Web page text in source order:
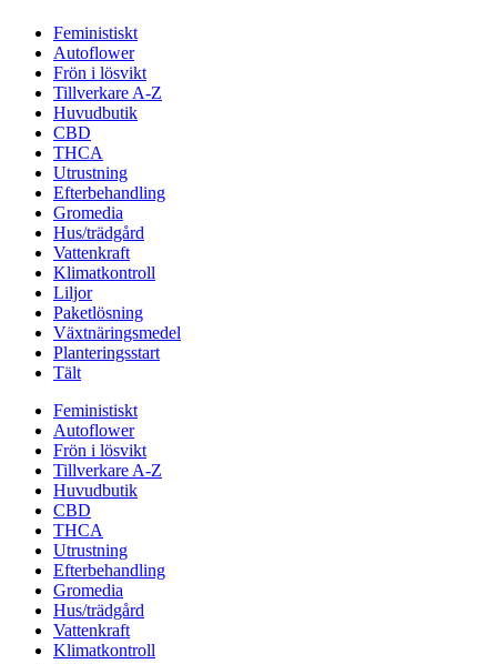
Feministiskt
Autoflower
Frön i lösvikt
Tillverkare A-Z
Huvudbutik
CBD
THCA
Utrustning
Efterbehandling
Gromedia
Hus/trädgård
Vattenkraft
Klimatkontroll
Liljor
Paketlösning
Växtnäringsmedel
Planteringsstart
Tält
Feministiskt
Autoflower
Frön i lösvikt
Tillverkare A-Z
Huvudbutik
CBD
THCA
Utrustning
Efterbehandling
Gromedia
Hus/trädgård
Vattenkraft
Klimatkontroll